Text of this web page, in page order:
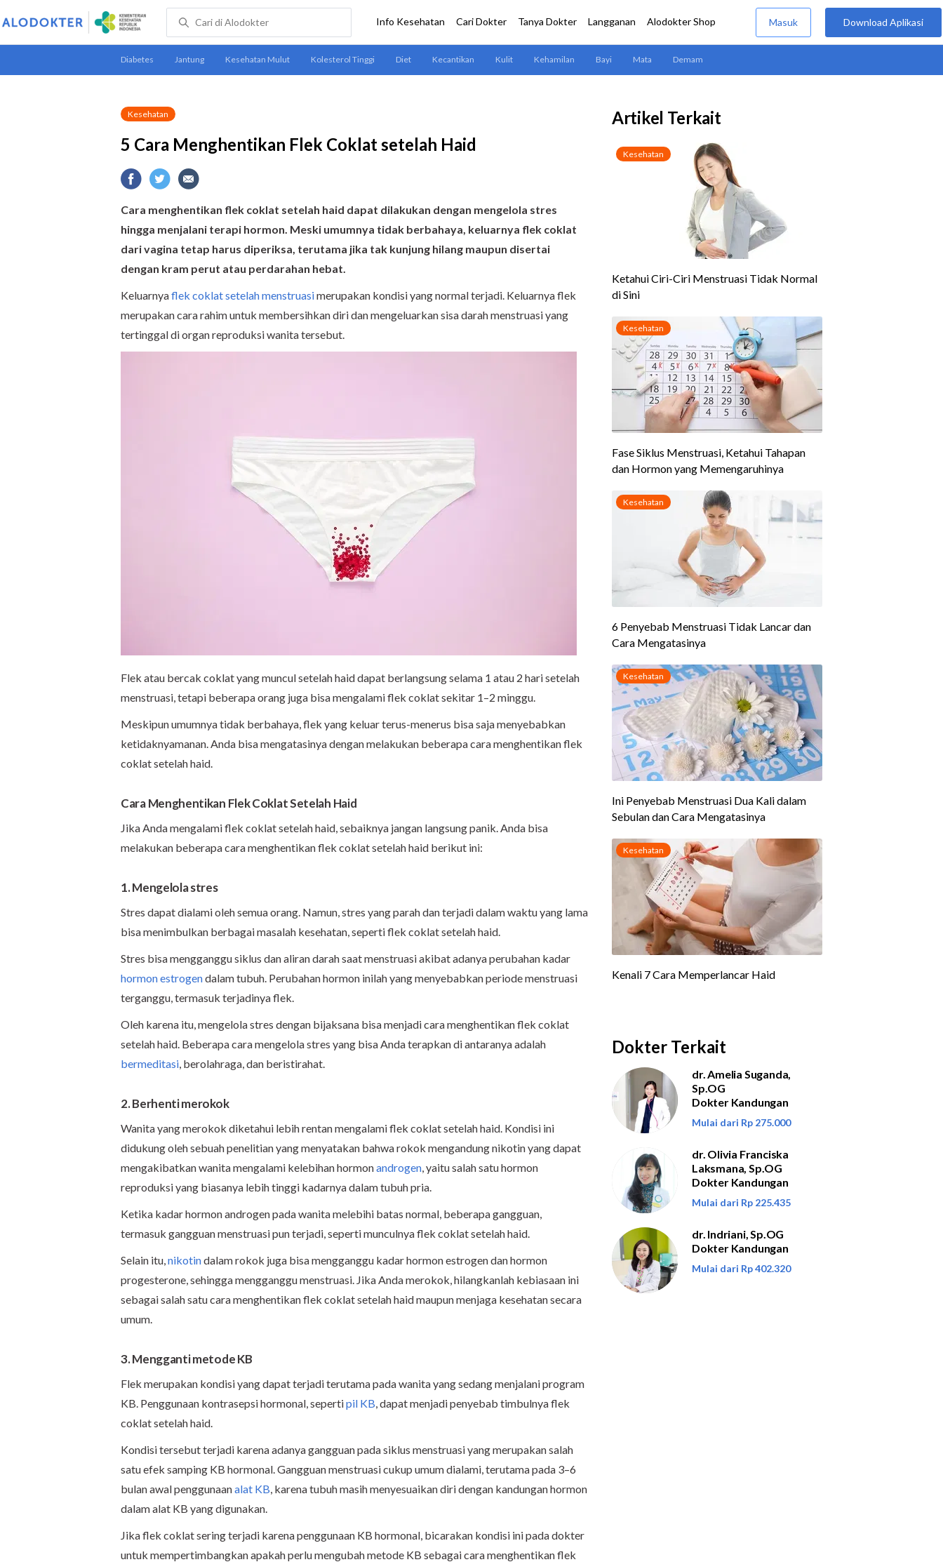
Kesehatan
5 Cara Menghentikan Flek Coklat setelah Haid
Cara menghentikan flek coklat setelah haid dapat dilakukan dengan mengelola stres
hingga menjalani terapi hormon. Meski umumnya tidak berbahaya, keluarnya flek coklat
dari vagina tetap harus diperiksa, terutama jika tak kunjung hilang maupun disertai
dengan kram perut atau perdarahan hebat.
Keluarnyaflek coklat setelah menstruasimerupakan kondisi yang normal terjadi. Keluarnya flek
merupakan cara rahim untuk membersihkan diri dan mengeluarkan sisa darah menstruasi yang
tertinggal di organ reproduksi wanita tersebut.
Flek atau bercak coklat yang muncul setelah haid dapat berlangsung selama 1 atau 2 hari setelah
menstruasi, tetapi beberapa orang juga bisa mengalami flek coklat sekitar 1–2 minggu.
Meskipun umumnya tidak berbahaya, flek yang keluar terus-menerus bisa saja menyebabkan
ketidaknyamanan. Anda bisa mengatasinya dengan melakukan beberapa cara menghentikan flek
coklat setelah haid.
Cara Menghentikan Flek Coklat Setelah Haid
Jika Anda mengalami flek coklat setelah haid, sebaiknya jangan langsung panik. Anda bisa
melakukan beberapa cara menghentikan flek coklat setelah haid berikut ini:
1. Mengelola stres
Stres dapat dialami oleh semua orang. Namun, stres yang parah dan terjadi dalam waktu yang lama
bisa menimbulkan berbagai masalah kesehatan, seperti flek coklat setelah haid.
Stres bisa mengganggu siklus dan aliran darah saat menstruasi akibat adanya perubahan kadar
hormon estrogendalam tubuh. Perubahan hormon inilah yang menyebabkan periode menstruasi
terganggu, termasuk terjadinya flek.
Oleh karena itu, mengelola stres dengan bijaksana bisa menjadi cara menghentikan flek coklat
setelah haid. Beberapa cara mengelola stres yang bisa Anda terapkan di antaranya adalah
bermeditasi, berolahraga, dan beristirahat.
2. Berhenti merokok
Wanita yang merokok diketahui lebih rentan mengalami flek coklat setelah haid. Kondisi ini
didukung oleh sebuah penelitian yang menyatakan bahwa rokok mengandung nikotin yang dapat
mengakibatkan wanita mengalami kelebihan hormonandrogen, yaitu salah satu hormon
reproduksi yang biasanya lebih tinggi kadarnya dalam tubuh pria.
Ketika kadar hormon androgen pada wanita melebihi batas normal, beberapa gangguan,
termasuk gangguan menstruasi pun terjadi, seperti munculnya flek coklat setelah haid.
Selain itu,nikotindalam rokok juga bisa mengganggu kadar hormon estrogen dan hormon
progesterone, sehingga mengganggu menstruasi. Jika Anda merokok, hilangkanlah kebiasaan ini
sebagai salah satu cara menghentikan flek coklat setelah haid maupun menjaga kesehatan secara
umum.
3. Mengganti metode KB
Flek merupakan kondisi yang dapat terjadi terutama pada wanita yang sedang menjalani program
KB. Penggunaan kontrasepsi hormonal, sepertipil KB, dapat menjadi penyebab timbulnya flek
coklat setelah haid.
Kondisi tersebut terjadi karena adanya gangguan pada siklus menstruasi yang merupakan salah
satu efek samping KB hormonal. Gangguan menstruasi cukup umum dialami, terutama pada 3–6
bulan awal penggunaanalat KB, karena tubuh masih menyesuaikan diri dengan kandungan hormon
dalam alat KB yang digunakan.
Jika flek coklat sering terjadi karena penggunaan KB hormonal, bicarakan kondisi ini pada dokter
untuk mempertimbangkan apakah perlu mengubah metode KB sebagai cara menghentikan flek
Artikel Terkait
Dokter Terkait